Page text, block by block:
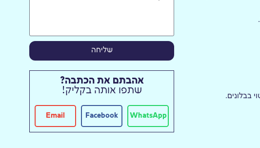
בבלונים.
שליחה
אהבתם את הכתבה?
שתפו אותה בקליק!
WhatsApp
Facebook
Email